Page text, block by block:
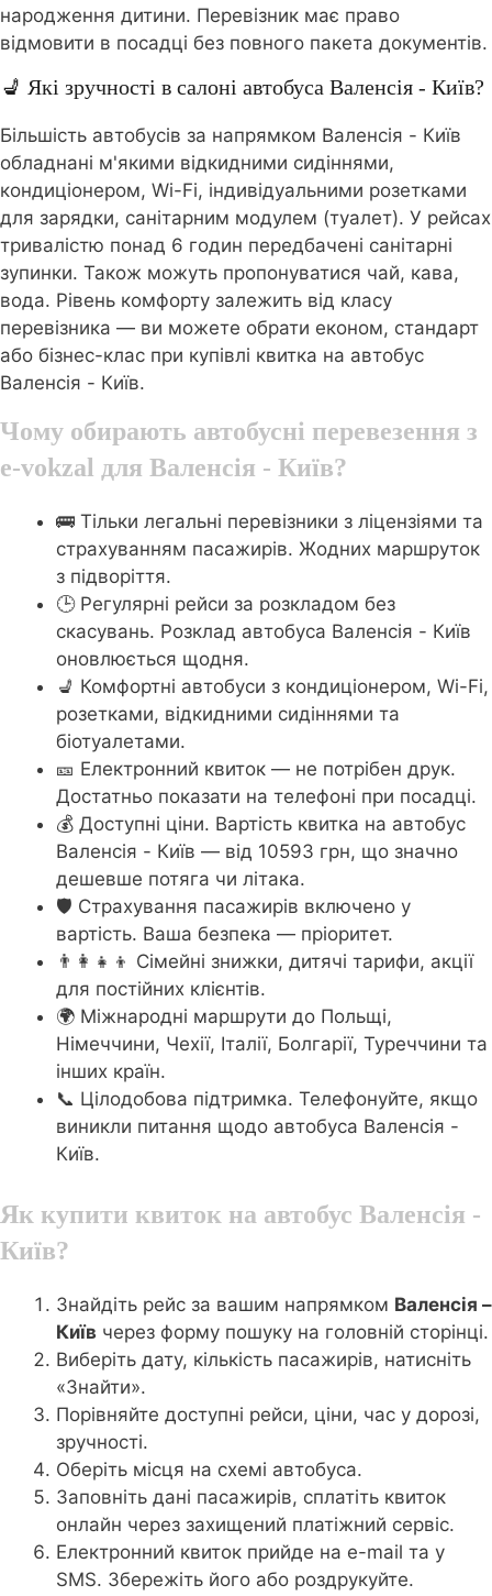
народження дитини. Перевізник має право
відмовити в посадці без повного пакета документів.
💺 Які зручності в салоні автобуса Валенсія - Київ?
Більшість автобусів за напрямком Валенсія - Київ
обладнані м'якими відкидними сидіннями,
кондиціонером, Wi-Fi, індивідуальними розетками
для зарядки, санітарним модулем (туалет). У рейсах
тривалістю понад 6 годин передбачені санітарні
зупинки. Також можуть пропонуватися чай, кава,
вода. Рівень комфорту залежить від класу
перевізника — ви можете обрати економ, стандарт
або бізнес-клас при купівлі квитка на автобус
Валенсія - Київ.
Чому обирають автобусні перевезення з
e-vokzal для Валенсія - Київ?
🚌 Тільки легальні перевізники з ліцензіями та
страхуванням пасажирів. Жодних маршруток
з підворіття.
🕒 Регулярні рейси за розкладом без
скасувань. Розклад автобуса Валенсія - Київ
оновлюється щодня.
💺 Комфортні автобуси з кондиціонером, Wi-Fi,
розетками, відкидними сидіннями та
біотуалетами.
🎫 Електронний квиток — не потрібен друк.
Достатньо показати на телефоні при посадці.
💰 Доступні ціни. Вартість квитка на автобус
Валенсія - Київ — від 10593 грн, що значно
дешевше потяга чи літака.
🛡️ Страхування пасажирів включено у
вартість. Ваша безпека — пріоритет.
👨‍👩‍👧‍👦 Сімейні знижки, дитячі тарифи, акції
для постійних клієнтів.
🌍 Міжнародні маршрути до Польщі,
Німеччини, Чехії, Італії, Болгарії, Туреччини та
інших країн.
📞 Цілодобова підтримка. Телефонуйте, якщо
виникли питання щодо автобуса Валенсія -
Київ.
Як купити квиток на автобус Валенсія -
Київ?
Знайдіть рейс за вашим напрямком Валенсія –
Київ через форму пошуку на головній сторінці.
Виберіть дату, кількість пасажирів, натисніть
«Знайти».
Порівняйте доступні рейси, ціни, час у дорозі,
зручності.
Оберіть місця на схемі автобуса.
Заповніть дані пасажирів, сплатіть квиток
онлайн через захищений платіжний сервіс.
Електронний квиток прийде на e-mail та у
SMS. Збережіть його або роздрукуйте.